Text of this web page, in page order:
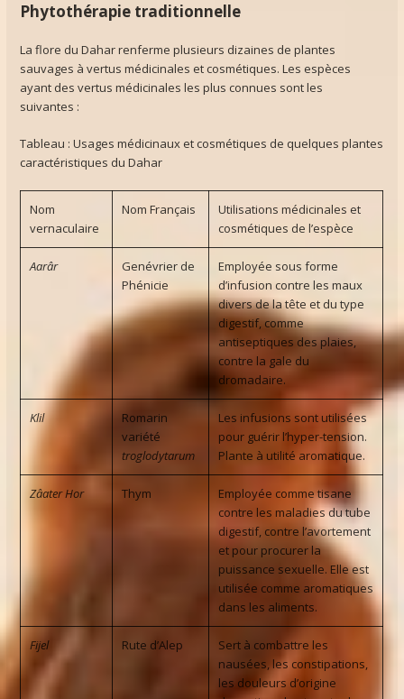
Phytothérapie traditionnelle
La flore du Dahar renferme plusieurs dizaines de plantes
sauvages à vertus médicinales et cosmétiques. Les espèces
ayant des vertus médicinales les plus connues sont les
suivantes :
Tableau : Usages médicinaux et cosmétiques de quelques plantes
caractéristiques du Dahar
Nom
vernaculaire
Nom Français
Utilisations médicinales et
cosmétiques de l’espèce
Aarâr
Genévrier de
Phénicie
Employée sous forme
d’infusion contre les maux
divers de la tête et du type
digestif, comme
antiseptiques des plaies,
contre la gale du
dromadaire.
Klil
Romarin
variété
troglodytarum
Les infusions sont utilisées
pour guérir l’hyper-tension.
Plante à utilité aromatique.
Zâater Hor Thym
Employée comme tisane
contre les maladies du tube
digestif, contre l’avortement
et pour procurer la
puissance sexuelle. Elle est
utilisée comme aromatiques
dans les aliments.
Fijel Rute d’Alep
Sert à combattre les
nausées, les constipations,
les douleurs d’origine